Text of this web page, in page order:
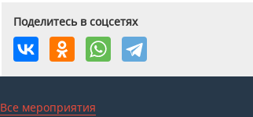
Поделитесь в соцсетях
Все мероприятия